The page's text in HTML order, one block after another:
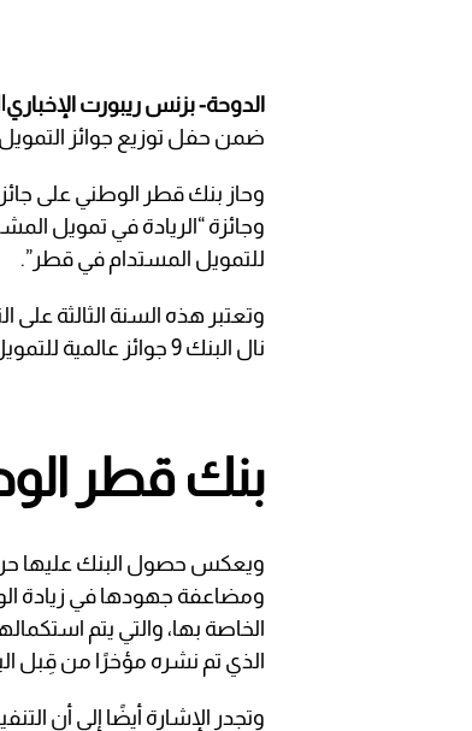
الدوحة- بزنس ريبورت الإخباري||
ضمن حفل توزيع جوائز التمويل
وحاز بنك قطر الوطني على
وجائزة “الريادة في تمويل
للتمويل المستدام في قطر”.
نال البنك 9 جوائز عالمية للتمويل والتمويل المستدام حتى الآن.
بنك قطر
ويعكس حصول البنك عليها حرص
ومضاعفة جهودها في زيادة
الذي تم نشره مؤخرًا من قِبل
وتجدر الإشارة أيضًا إلى أن